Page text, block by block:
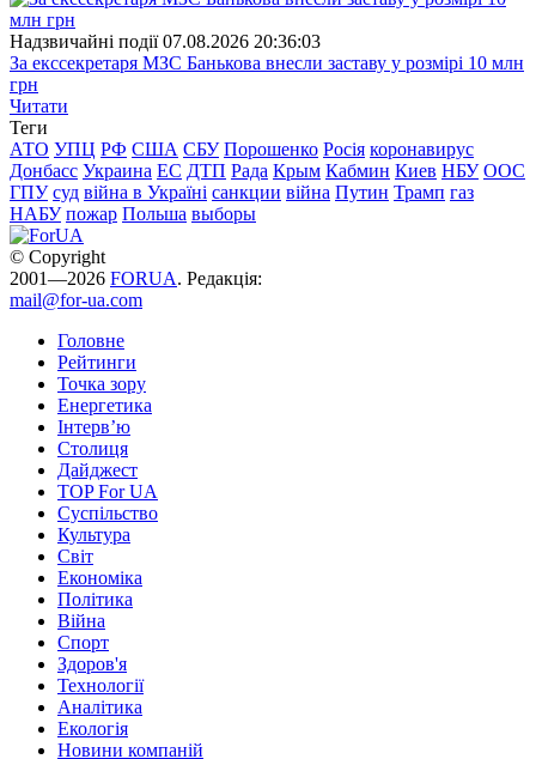
Надзвичайні події 07.08.2026 20:36:03
За екссекретаря МЗС Банькова внесли заставу у розмірі 10 млн
грн
Читати
Теги
АТО УПЦ РФ США СБУ Порошенко Росія коронавирус
Донбасс Украина ЕС ДТП Рада Крым Кабмин Киев НБУ ООС
ГПУ суд війна в Україні санкции війна Путин Трамп газ
НАБУ пожар Польша выборы
© Copyright
2001—2026 FORUA. Редакція:
mail@for-ua.com
Головне
Рейтинги
Точка зору
Енергетика
Інтерв’ю
Столиця
Дайджест
TOP For UA
Суспiльство
Культура
Світ
Економіка
Політика
Війна
Спорт
Здоров'я
Технології
Аналітика
Екологія
Новини компаній